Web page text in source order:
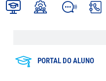
PORTAL DO ALUNO